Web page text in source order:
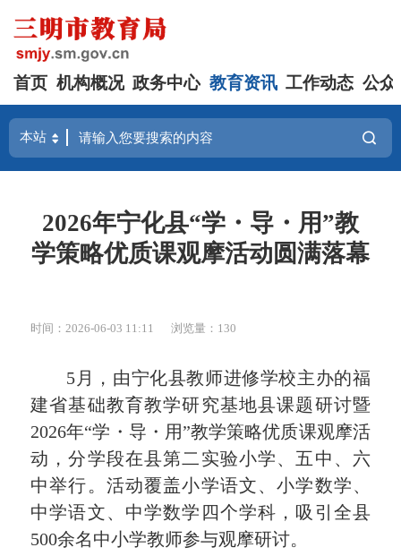
首页 机构概况 政务中心 教育资讯 工作动态 公众
2026年宁化县“学・导・用”教
学策略优质课观摩活动圆满落幕
时间：2026-06-03 11:11 浏览量：130
5月，由宁化县教师进修学校主办的福
建省基础教育教学研究基地县课题研讨暨
2026年“学・导・用”教学策略优质课观摩活
动，分学段在县第二实验小学、五中、六
中举行。活动覆盖小学语文、小学数学、
中学语文、中学数学四个学科，吸引全县
500余名中小学教师参与观摩研讨。